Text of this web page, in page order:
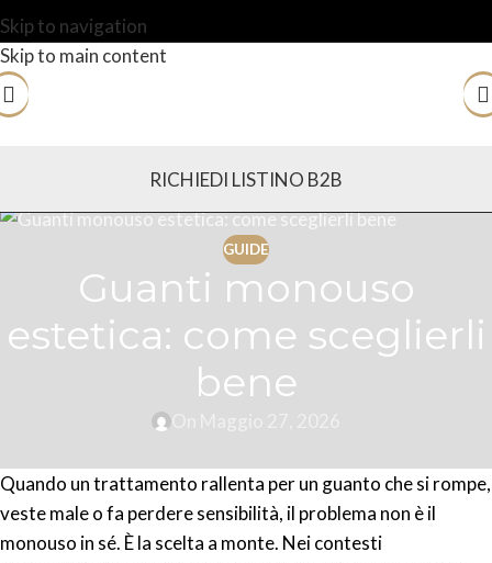
Skip to navigation
Skip to main content
RICHIEDI LISTINO B2B
GUIDE
Guanti monouso
estetica: come sceglierli
bene
Quando un trattamento rallenta per un guanto che si rompe,
veste male o fa perdere sensibilità, il problema non è il
monouso in sé. È la scelta a monte. Nei contesti